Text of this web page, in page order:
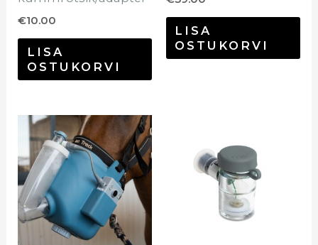
€10.00
LISA
OSTUKORVI
LISA
OSTUKORVI
Sellel
tootel
on